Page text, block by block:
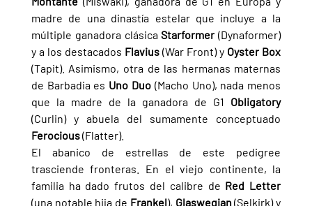
madre de una dinastía estelar que incluye a la
múltiple ganadora clásica Starformer (Dynaformer)
y a los destacados Flavius (War Front) y
(Tapit). Asimismo, otra de las hermanas maternas
de Barbadia es Uno Duo (Macho Uno), nada menos
que la madre de la ganadora de G1
Obligatory
Ferocious (Flatter).
El abanico de estrellas de este pedigree
trasciende fronteras. En el viejo continente, la
familia ha dado frutos del calibre de
(una notable hija de Frankel), Glaswegian